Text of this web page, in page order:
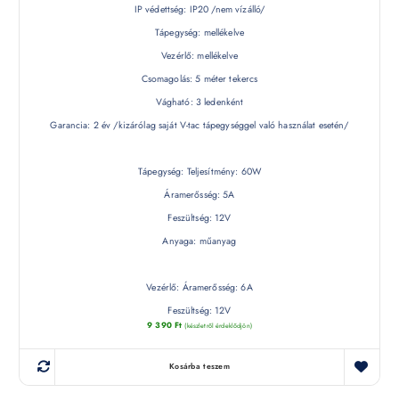
IP védettség: IP20 /nem vízálló/
Tápegység: mellékelve
Vezérlő: mellékelve
Csomagolás: 5 méter tekercs
Vágható: 3 ledenként
Garancia: 2 év /kizárólag saját V-tac tápegységgel való használat esetén/
Tápegység: Teljesítmény: 60W
Áramerősség: 5A
Feszültség: 12V
Anyaga: műanyag
Vezérlő: Áramerősség: 6A
Feszültség: 12V
9 390 Ft (készletről érdeklődjön)
Kosárba teszem